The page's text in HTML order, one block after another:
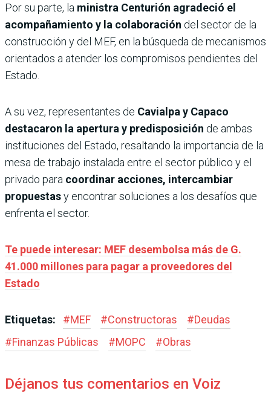
Por su parte, la ministra Centurión agradeció el
acompañamiento y la colaboración del sector de la
construcción y del MEF, en la búsqueda de mecanismos
orientados a atender los compromisos pendientes del
Estado.
A su vez, representantes de Cavialpa y Capaco
destacaron la apertura y predisposición de ambas
instituciones del Estado, resaltando la importancia de la
mesa de trabajo instalada entre el sector público y el
privado para coordinar acciones, intercambiar
propuestasy encontrar soluciones a los desafíos que
enfrenta el sector.
Te puede interesar: MEF desembolsa más de G.
41.000 millones para pagar a proveedores del
Estado
Etiquetas: #MEF #Constructoras #Deudas
#Finanzas Públicas #MOPC #Obras
Déjanos tus comentarios en Voiz